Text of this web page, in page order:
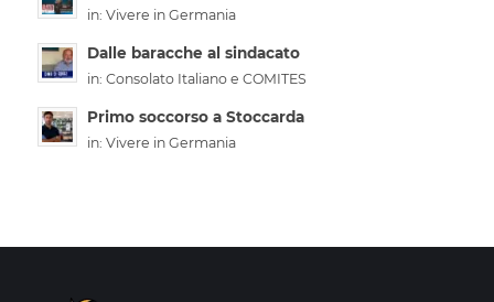
in: Vivere in Germania
Dalle baracche al sindacato
in: Consolato Italiano e COMITES
Primo soccorso a Stoccarda
in: Vivere in Germania